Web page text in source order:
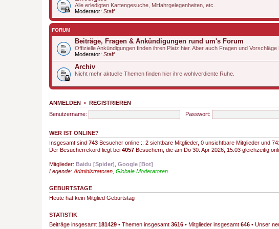
Alle erledigten Kartengesuche, Mitfahrgelegenheiten, etc.
Moderator: Staff
FORUM
Beiträge, Fragen & Ankündigungen rund um's Forum
Offizielle Ankündigungen finden ihren Platz hier. Aber auch Fragen und
Moderator: Staff
Archiv
Nicht mehr aktuelle Themen finden hier ihre wohlverdiente Ruhe.
ANMELDEN • REGISTRIEREN
Benutzername:
Passwort:
WER IST ONLINE?
Insgesamt sind 743 Besucher online :: 2 sichtbare Mitglieder, 0 unsichtbare Mitglieder und
Der Besucherrekord liegt bei 4057 Besuchern, die am Do 30. Apr 2026, 15:03 gleichzeitig
Mitglieder: Baidu [Spider] Google [Bot]
Legende: Administratoren Globale Moderatoren
GEBURTSTAGE
Heute hat kein Mitglied Geburtstag
STATISTIK
Beiträge insgesamt 181429 • Themen insgesamt 3616 • Mitglieder insgesamt 646 • Unser